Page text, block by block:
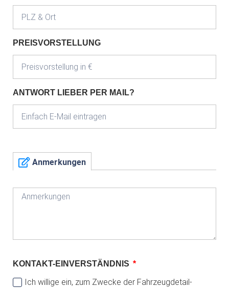
PREISVORSTELLUNG
ANTWORT LIEBER PER MAIL?
Anmerkungen
KONTAKT-EINVERSTÄNDNIS
Ich willige ein, zum Zwecke der Fahrzeugdetail-